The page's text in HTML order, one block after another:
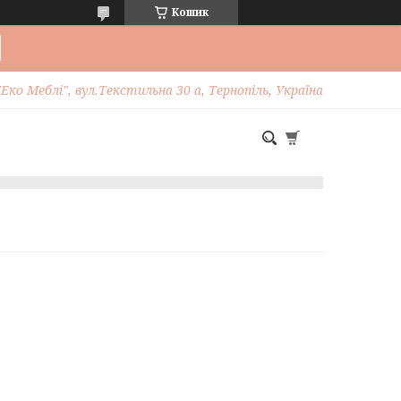
Кошик
Меблі", вул.Текстильна 30 а, Тернопіль, Україна